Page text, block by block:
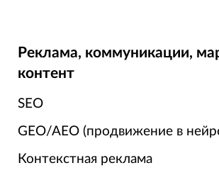
Реклама, коммуникации,
контент
SEO
GEO/AEO (продвижение в
Контекстная реклама